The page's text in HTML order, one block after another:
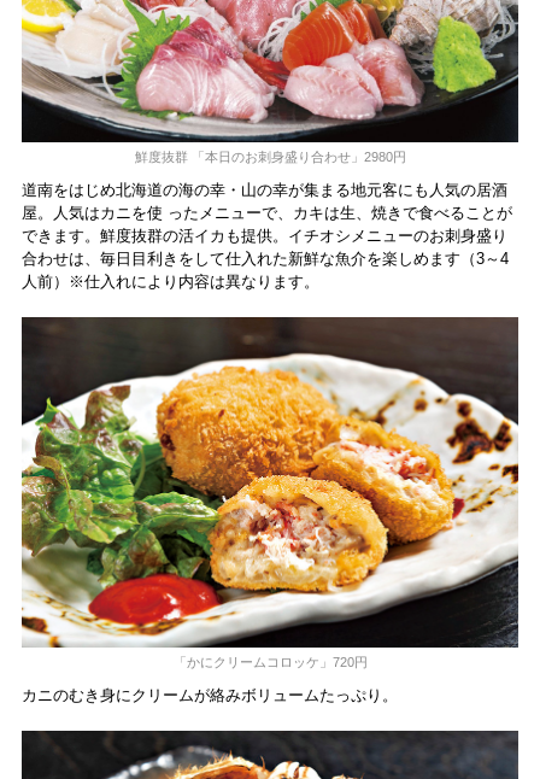
鮮度抜群 「本日のお刺身盛り合わせ」2980円
道南をはじめ北海道の海の幸・山の幸が集まる地元客にも人気の居酒
屋。人気はカニを使 ったメニューで、カキは生、焼きで食べることが
できます。鮮度抜群の活イカも提供。イチオシメニューのお刺身盛り
合わせは、毎日目利きをして仕入れた新鮮な魚介を楽しめます（3～4
人前）※仕入れにより内容は異なります。
「かにクリームコロッケ」720円
カニのむき身にクリームが絡みボリュームたっぷり。